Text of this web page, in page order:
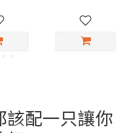
該配一只讓你